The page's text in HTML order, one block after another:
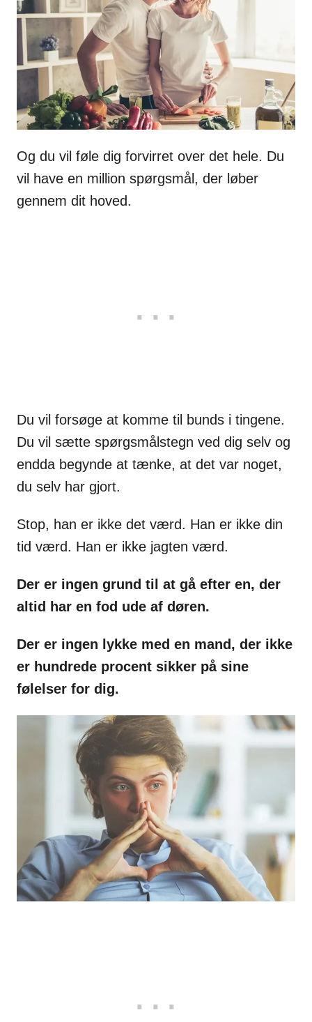
Og du vil føle dig forvirret over det hele. Du
vil have en million spørgsmål, der løber
gennem dit hoved.
Du vil forsøge at komme til bunds i tingene.
Du vil sætte spørgsmålstegn ved dig selv og
endda begynde at tænke, at det var noget,
du selv har gjort.
Stop, han er ikke det værd. Han er ikke din
tid værd. Han er ikke jagten værd.
Der er ingen grund til at gå efter en, der
altid har en fod ude af døren.
Der er ingen lykke med en mand, der ikke
er hundrede procent sikker på sine
følelser for dig.